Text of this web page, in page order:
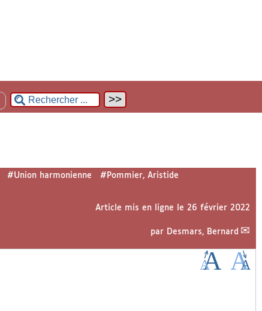
#Union harmonienne #Pommier, Aristide
Article mis en ligne le 26 février 2022
par Desmars, Bernard